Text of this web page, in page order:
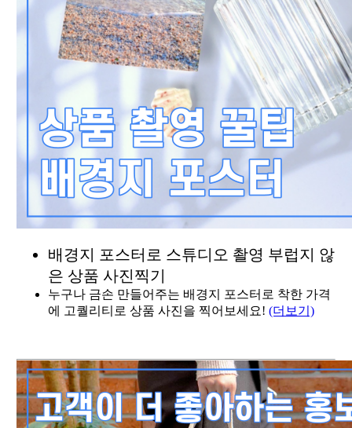
배경지 포스터로 스튜디오 촬영 부럽지 않
은 상품 사진찍기
누구나 금손 만들어주는 배경지 포스터로 착한 가격
에 고퀄리티로 상품 사진을 찍어보세요! (더보기)